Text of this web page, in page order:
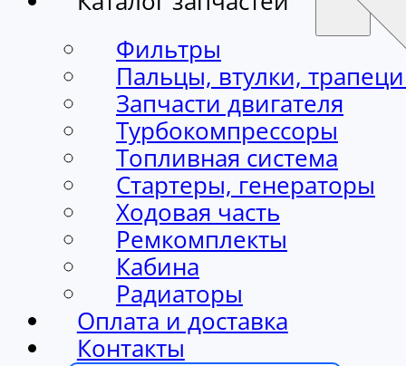
Фильтры
Пальцы, втулки,
Запчасти двигателя
Турбокомпрессоры
Топливная система
Стартеры, генераторы
Ходовая часть
Ремкомплекты
Кабина
Радиаторы
Оплата и доставка
Контакты